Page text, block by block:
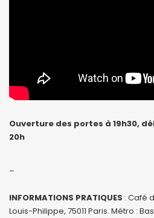
Ouverture des portes à 19h30,
20h
INFORMATIONS PRATIQUES : Café
Louis-Philippe, 75011 Paris. Métro :